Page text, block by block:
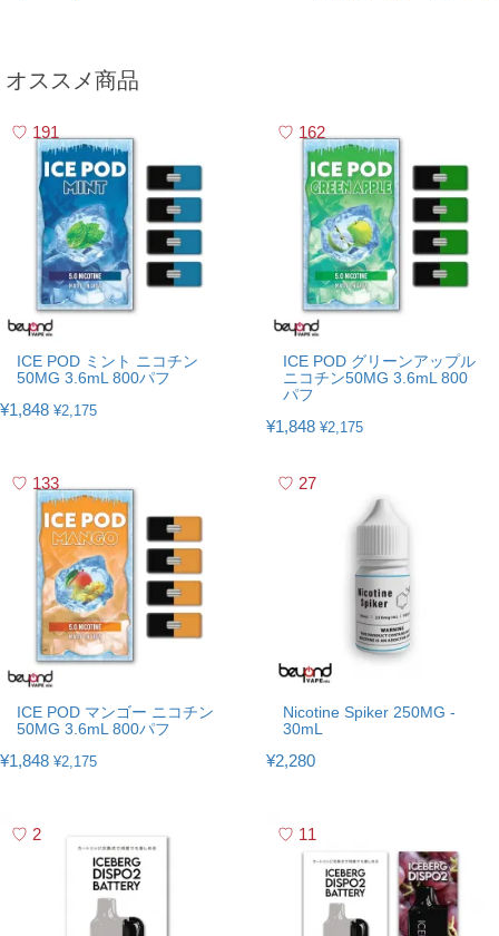
オススメ商品
191
ICE POD ミント ニコチン
50MG 3.6mL 800パフ
¥1,848 ¥2,175
162
ICE POD グリーンアップル
ニコチン50MG 3.6mL 800
パフ
¥1,848 ¥2,175
133
ICE POD マンゴー ニコチン
50MG 3.6mL 800パフ
¥1,848 ¥2,175
27
Nicotine Spiker 250MG -
30mL
¥2,280
2 11